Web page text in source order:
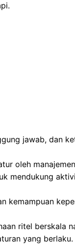
jawab, dan
oleh
mendukung
kemampuan
ritel berskala
yang berlaku.